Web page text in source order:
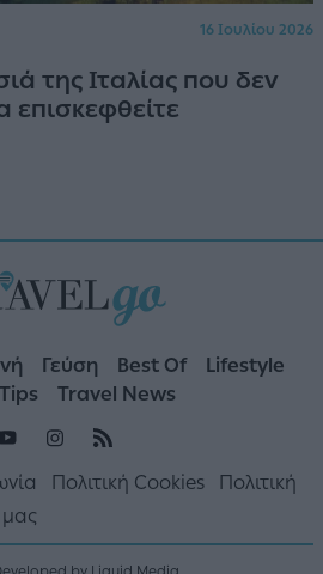
16 Ιουλίου 2026
της Ιταλίας που δεν
επισκεφθείτε
Γεύση Best Of
Lifestyle
Travel News
Πολιτική Cookies
Πολιτική